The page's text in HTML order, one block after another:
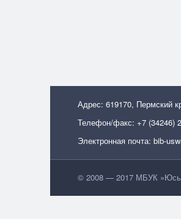
Адрес: 619170, Пермский
Телефон/факс: +7 (34246)
Электронная почта: bib-
© 2008 — 2017 МБУК